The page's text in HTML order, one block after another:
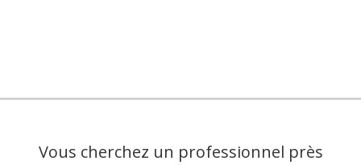
Vous cherchez un professionnel près